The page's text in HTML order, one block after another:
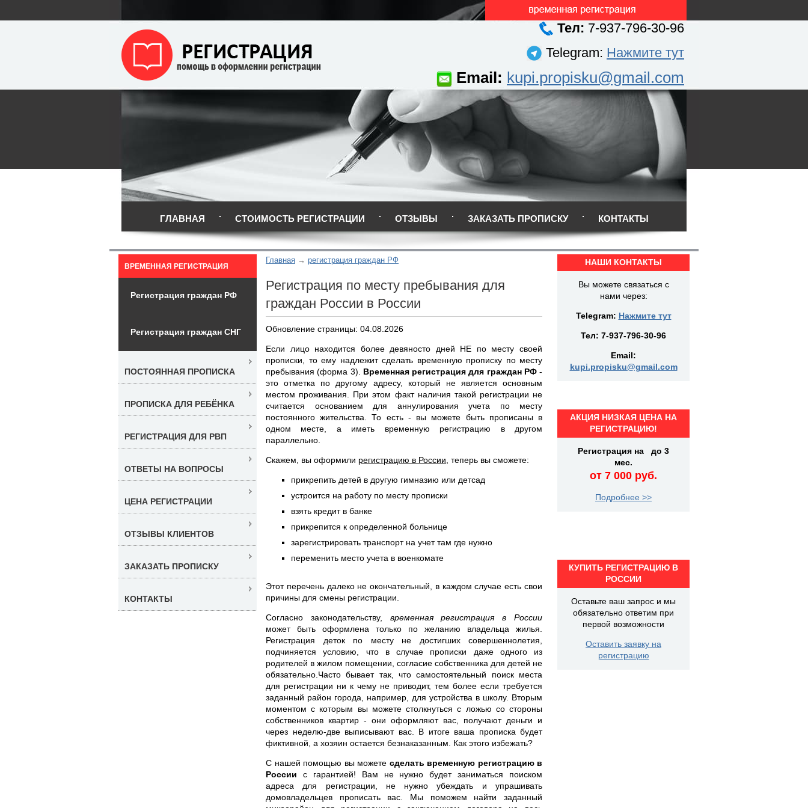
Тел: 7-937-796-30-96
Telegram: Нажмите тут
Email: kupi.propisku@gmail.com
ГЛАВНАЯ СТОИМОСТЬ РЕГИСТРАЦИИ ОТЗЫВЫ ЗАКАЗАТЬ ПРОПИСКУ КОНТАКТЫ
Главная регистрация граждан РФ
Регистрация по месту пребывания для
граждан России в России
Обновление страницы: 04.08.2026
Если лицо находится более девяносто дней НЕ по месту своей
прописки, то ему надлежит сделать временную прописку по месту
пребывания (форма 3). Временная регистрация для граждан РФ-
это отметка по другому адресу, который не является основным
местом проживания. При этом факт наличия такой регистрации не
считается основанием для аннулирования учета по месту
постоянного жительства. То есть - вы можете быть прописаны в
одном месте, а иметь временную регистрацию в другом
параллельно.
Скажем, вы оформили регистрацию в России , теперь вы сможете:
прикрепить детей в другую гимназию или детсад
устроится на работу по месту прописки
взять кредит в банке
прикрепится к определенной больнице
зарегистрировать транспорт на учет там где нужно
переменить место учета в военкомате
Этот перечень далеко не окончательный, в каждом случае есть свои
причины для смены регистрации.
Согласно законодательству, временная регистрация в России
может быть оформлена только по желанию владельца жилья.
Регистрация деток по месту не достигших совершеннолетия,
подчиняется условию, что в случае прописки даже одного из
родителей в жилом помещении, согласие собственника для детей не
обязательно.Часто бывает так, что самостоятельный поиск места
для регистрации ни к чему не приводит, тем более если требуется
заданный район города, например, для устройства в школу. Вторым
моментом с которым вы можете столкнуться с ложью со стороны
собственников квартир - они оформляют вас, получают деньги и
через неделю-две выписывают вас. В итоге ваша прописка будет
фиктивной, а хозяин остается безнаказанным. Как этого избежать?
С нашей помощью вы можете сделать временную регистрацию в
России с гарантией! Вам не нужно будет заниматься поиском
адреса для регистрации, не нужно убеждать и упрашивать
домовладельцев прописать вас. Мы поможем найти заданный
ВРЕМЕННАЯ РЕГИСТРАЦИЯ
Регистрация граждан РФ
Регистрация граждан СНГ
ПОСТОЯННАЯ ПРОПИСКА
ПРОПИСКА ДЛЯ РЕБЁНКА
РЕГИСТРАЦИЯ ДЛЯ РВП
ОТВЕТЫ НА ВОПРОСЫ
ЦЕНА РЕГИСТРАЦИИ
ОТЗЫВЫ КЛИЕНТОВ
ЗАКАЗАТЬ ПРОПИСКУ
КОНТАКТЫ
НАШИ КОНТАКТЫ
Вы можете связаться с
нами через:
Telegram: Нажмите тут
Тел: 7-937-796-30-96
Email:
kupi.propisku@gmail.com
АКЦИЯ НИЗКАЯ ЦЕНА НА
РЕГИСТРАЦИЮ!
Регистрация на до 3
мес.
от 7 000 руб.
Подробнее >>
КУПИТЬ РЕГИСТРАЦИЮ В
РОССИИ
Оставьте ваш запрос и мы
обязательно ответим при
первой возможности
Оставить заявку на
регистрацию